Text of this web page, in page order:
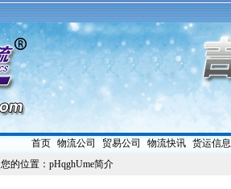
首页| 物流公司 贸易公司 物流快讯| 货运信息
您的位置：pHqghUme简介